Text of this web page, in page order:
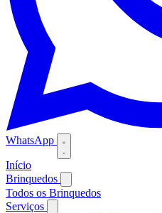
WhatsApp
Início
Brinquedos
Todos os Brinquedos
Serviços